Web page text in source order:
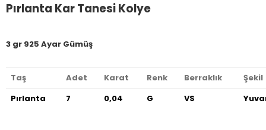
Pırlanta Kar Tanesi Kolye
3 gr 925 Ayar Gümüş
Taş Adet Karat Renk Berraklık
Şekil
Pırlanta
7 0,04 G VS